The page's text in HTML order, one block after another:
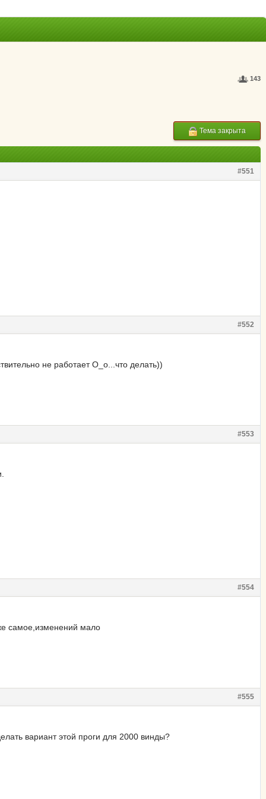
143
Тема закрыта
#551
#552
не работает О_о...что делать))
#553
#554
самое,изменений мало
#555
вариант этой проги для 2000 винды?